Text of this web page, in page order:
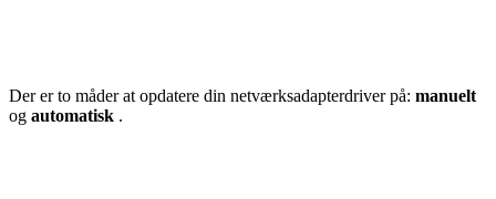
Der er to måder at opdatere din netværksadapterdriver på: manuelt
og automatisk .